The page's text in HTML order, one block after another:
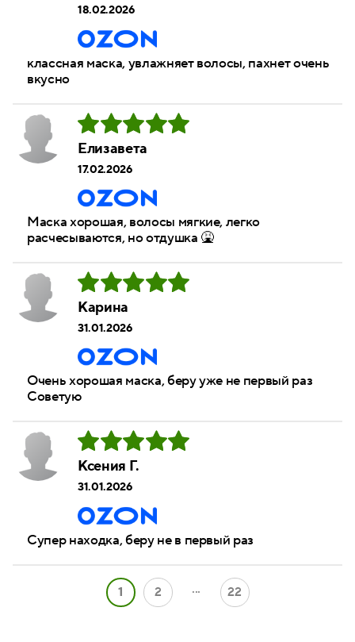
18.02.2026
классная маска, увлажняет волосы, пахнет очень
вкусно
Елизавета
17.02.2026
Маска хорошая, волосы мягкие, легко
расчесываются, но отдушка 🤮
Карина
31.01.2026
Очень хорошая маска, беру уже не первый раз
Советую
Ксения Г.
31.01.2026
Супер находка, беру не в первый раз
1 2 ... 22